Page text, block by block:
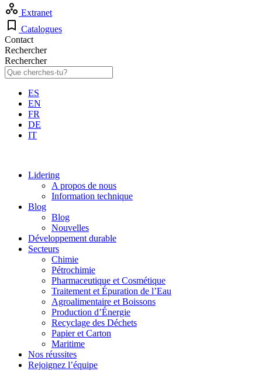
Extranet
Catalogues
Contact
Rechercher
Rechercher
ES
EN
FR
DE
IT
Lidering
A propos de nous
Information technique
Blog
Blog
Nouvelles
Développement durable
Secteurs
Chimie
Pétrochimie
Pharmaceutique et Cosmétique
Traitement et Épuration de l’Eau
Agroalimentaire et Boissons
Production d’Énergie
Recyclage des Déchets
Papier et Carton
Maritime
Nos réussites
Rejoignez l’équipe